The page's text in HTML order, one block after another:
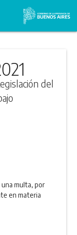
del
una multa, por
en materia